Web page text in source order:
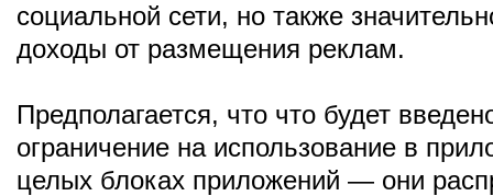
социальной сети, но также
доходы от размещения реклам.
Предполагается, что что будет
ограничение на использование в
целых блоках приложений — они